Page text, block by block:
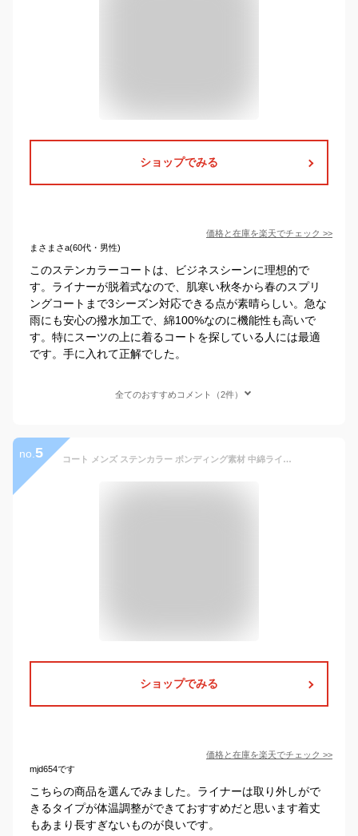
ショップでみる
価格と在庫を楽天でチェック >>
まさまさa(60代・男性)
このステンカラーコートは、ビジネスシーンに理想的で
す。ライナーが脱着式なので、肌寒い秋冬から春のスプリ
ングコートまで3シーズン対応できる点が素晴らしい。急な
雨にも安心の撥水加工で、綿100%なのに機能性も高いで
す。特にスーツの上に着るコートを探している人には最適
です。手に入れて正解でした。
全てのおすすめコメント（2件）
no. 5 コート メンズ ステンカラー ボンディング素材 中綿ライナー着脱式 撥水加工 ハーフコート スプリングコート ビジネス カジュア 秋冬春 暖か オシャレ
ショップでみる
価格と在庫を楽天でチェック >>
mjd654です
こちらの商品を選んでみました。ライナーは取り外しがで
きるタイプが体温調整ができておすすめだと思います着丈
もあまり長すぎないものが良いです。